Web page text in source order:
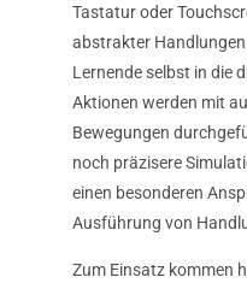
Tastatur oder
abstrakter
Lernende selbst in die
Aktionen werden mit
Bewegungen
noch präzisere
einen besonderen
Ausführung von
Zum Einsatz kommen